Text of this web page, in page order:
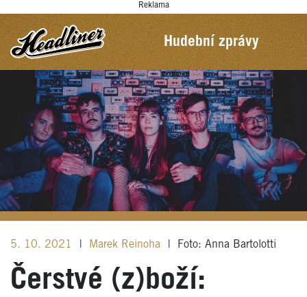
Reklama
Hudební zprávy
5. 10. 2021 Marek Reinoha Foto: Anna Bartolotti
Čerstvé (z)boží: